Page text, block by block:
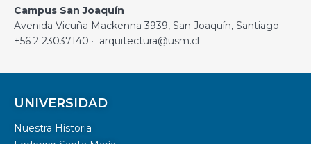
Campus San Joaquín
Avenida Vicuña Mackenna 3939, San Joaquín, Santiago
+56 2 23037140 · arquitectura@usm.cl
UNIVERSIDAD
Nuestra Historia